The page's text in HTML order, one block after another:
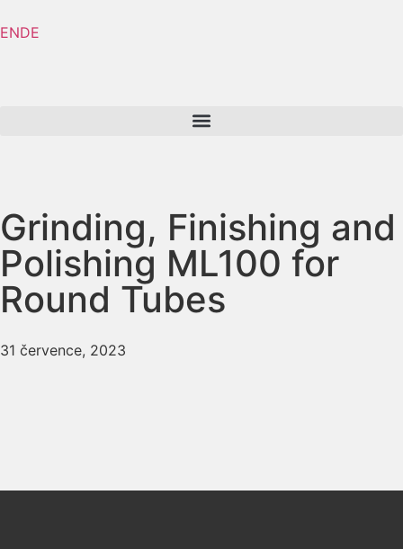
ENDE
Grinding, Finishing and
Polishing ML100 for
Round Tubes
31 července, 2023